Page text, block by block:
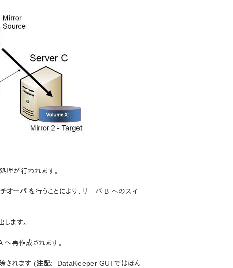
理が行われます。
オーバを行うことにより、サーバ B へのスイ
ます。
へ再作成されます。
されます (注記: DataKeeper GUI ではほん